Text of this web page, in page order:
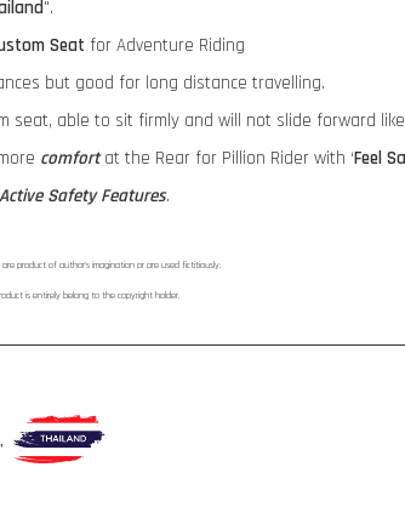
".
Seat for Adventure Riding
but good for long distance travelling.
seat, able to sit firmly and will not slide forward
comfort at the Rear for Pillion Rider with ‘Feel
Active Safety Features.
are product of author's imagination or are used fictitiously.
is entirely belong to the copyright holder.